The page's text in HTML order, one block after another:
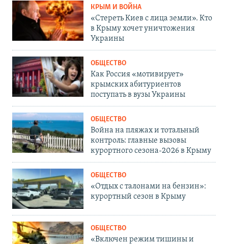
КРЫМ И ВОЙНА
«Стереть Киев с лица земли». Кто
в Крыму хочет уничтожения
Украины
ОБЩЕСТВО
Как Россия «мотивирует»
крымских абитуриентов
поступать в вузы Украины
ОБЩЕСТВО
Война на пляжах и тотальный
контроль: главные вызовы
курортного сезона-2026 в Крыму
ОБЩЕСТВО
«Отдых с талонами на бензин»:
курортный сезон в Крыму
ОБЩЕСТВО
«Включен режим тишины и